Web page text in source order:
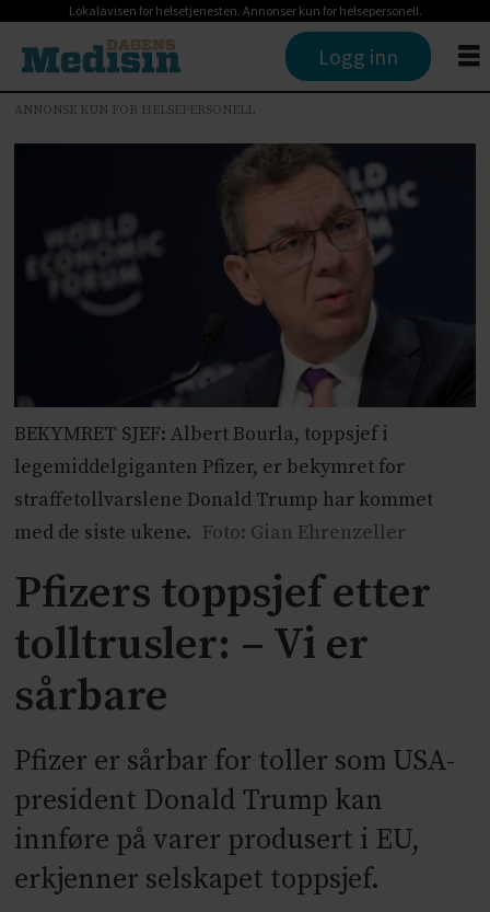
Lokalavisen for helsetjenesten. Annonser kun for helsepersonell.
Logg inn
ANNONSE KUN FOR HELSEPERSONELL
BEKYMRET SJEF: Albert Bourla, toppsjef i
legemiddelgiganten Pfizer, er bekymret for
straffetollvarslene Donald Trump har kommet
med de siste ukene. Foto: Gian Ehrenzeller
Pfizers toppsjef etter
tolltrusler: – Vi er
sårbare
Pfizer er sårbar for toller som USA-
president Donald Trump kan
innføre på varer produsert i EU,
erkjenner selskapet toppsjef.